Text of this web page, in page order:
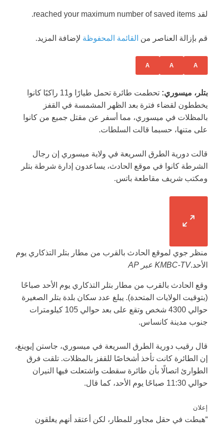
لقد reached your maximum number of saved items.
قم بإزالة العناصر من القائمة المحفوظة لإضافة المزيد.
A
A
A
بتلر، ميسوري:
تحطمت طائرة تحمل طيارًا و11 راكبًا كانوا
يخططون لقضاء فترة بعد الظهر المشمسة في القفز
بالمظلات في ميسوري، مما أسفر عن مقتل جميع من كانوا
على متنها، حسبما قالت السلطات.
قالت دورية الطرق السريعة في ولاية ميسوري إن رجال
الشرطة كانوا في موقع الحادث، يساعدون إدارة شرطة بتلر
ومكتب شريف مقاطعة باتس.
منظر جوي لموقع الحادث بالقرب من مطار بتلر التذكاري يوم
الأحد.KMBC-TV عبر AP
وقع الحادث بالقرب من مطار بتلر التذكاري يوم الأحد صباحًا
(بتوقيت الولايات المتحدة). يبلغ عدد سكان بلدة بتلر الصغيرة
حوالي 4300 شخص وتقع على بعد حوالي 105 كيلومترات
جنوب مدينة كانساس.
قال رقيب دورية الطرق السريعة في ميسوري، جاستن إيوينغ،
إن الطائرة كانت تأخذ أشخاصًا للقفز بالمظلات. تلقت فرق
الطوارئ اتصالًا بأن طائرة سقطت واشتعلت فيها النيران
حوالي 11:30 صباحًا يوم الأحد، كما قال.
إعلان
“هبطت في حقل مجاور للمطار، لكن أعتقد أنهم يغلقون